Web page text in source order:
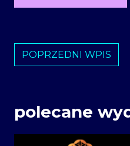
POPRZEDNI WPIS
polecane